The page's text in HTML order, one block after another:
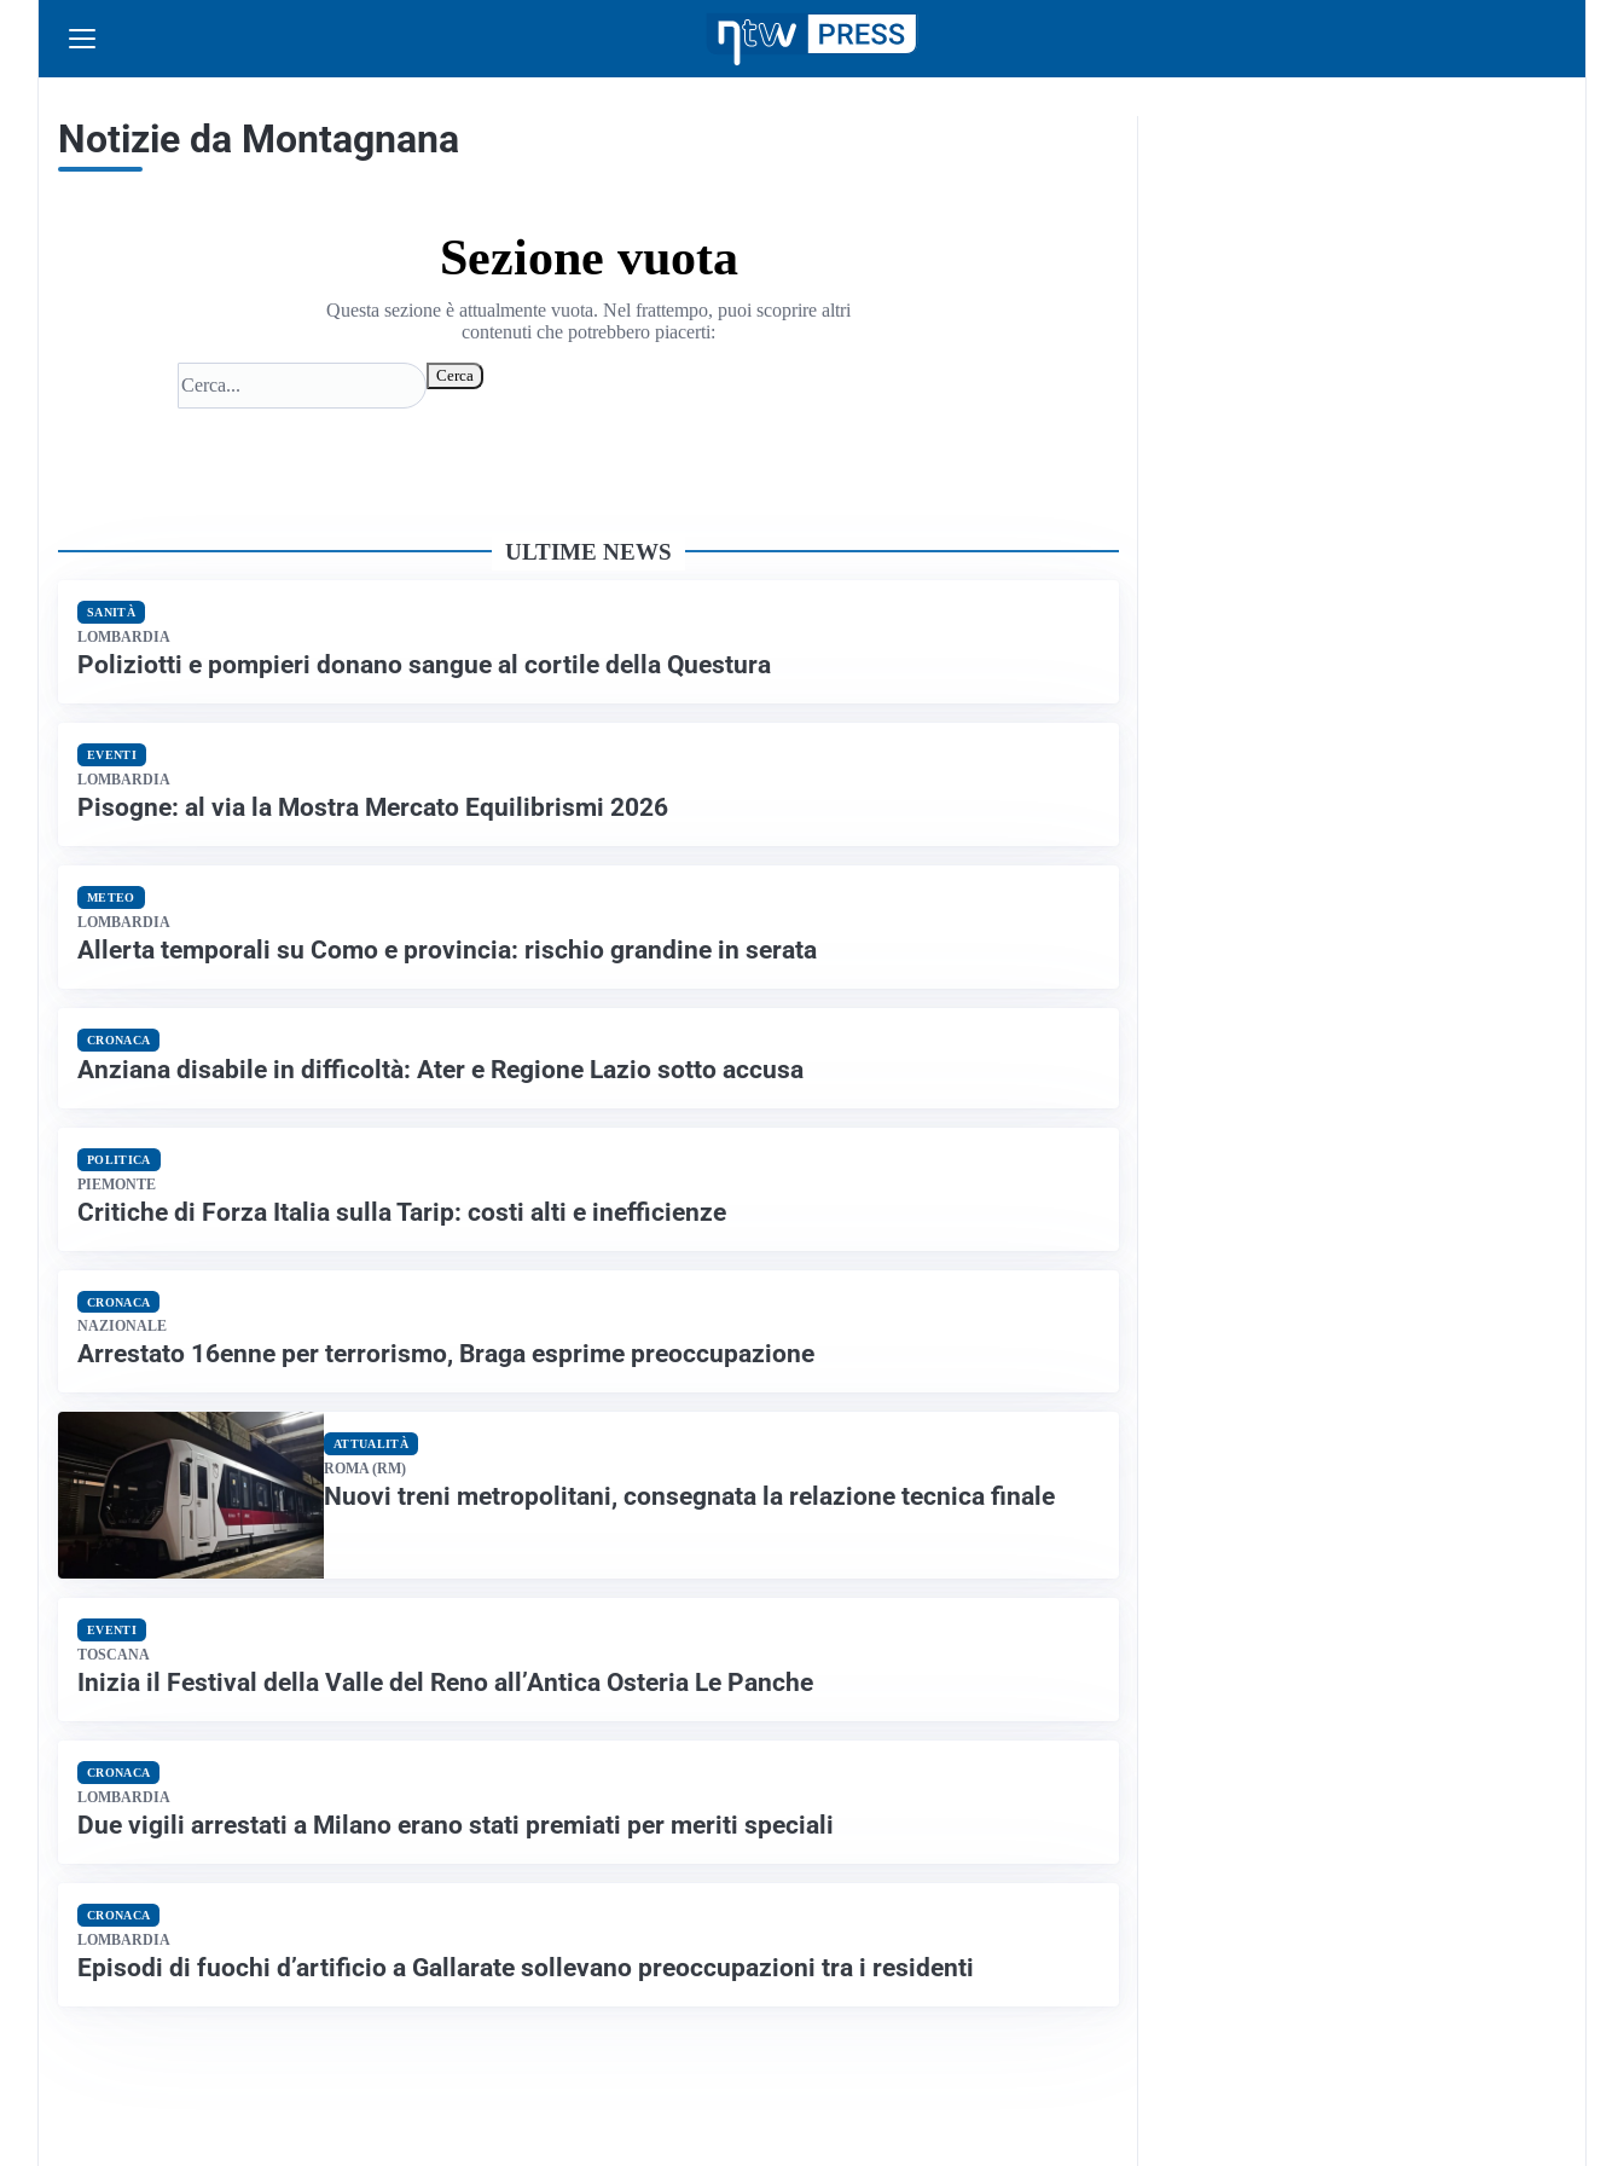
Notizie da Montagnana
Sezione vuota
Questa sezione è attualmente vuota. Nel frattempo, puoi scoprire altri
contenuti che potrebbero piacerti:
Cerca
ULTIME NEWS
SANITÀ
LOMBARDIA
Poliziotti e pompieri donano sangue al cortile della Questura
EVENTI
LOMBARDIA
Pisogne: al via la Mostra Mercato Equilibrismi 2026
METEO
LOMBARDIA
Allerta temporali su Como e provincia: rischio grandine in serata
CRONACA
Anziana disabile in difficoltà: Ater e Regione Lazio sotto accusa
POLITICA
PIEMONTE
Critiche di Forza Italia sulla Tarip: costi alti e inefficienze
CRONACA
NAZIONALE
Arrestato 16enne per terrorismo, Braga esprime preoccupazione
ATTUALITÀ
ROMA (RM)
Nuovi treni metropolitani, consegnata la relazione tecnica finale
EVENTI
TOSCANA
Inizia il Festival della Valle del Reno all’Antica Osteria Le Panche
CRONACA
LOMBARDIA
Due vigili arrestati a Milano erano stati premiati per meriti speciali
CRONACA
LOMBARDIA
Episodi di fuochi d’artificio a Gallarate sollevano preoccupazioni tra i residenti